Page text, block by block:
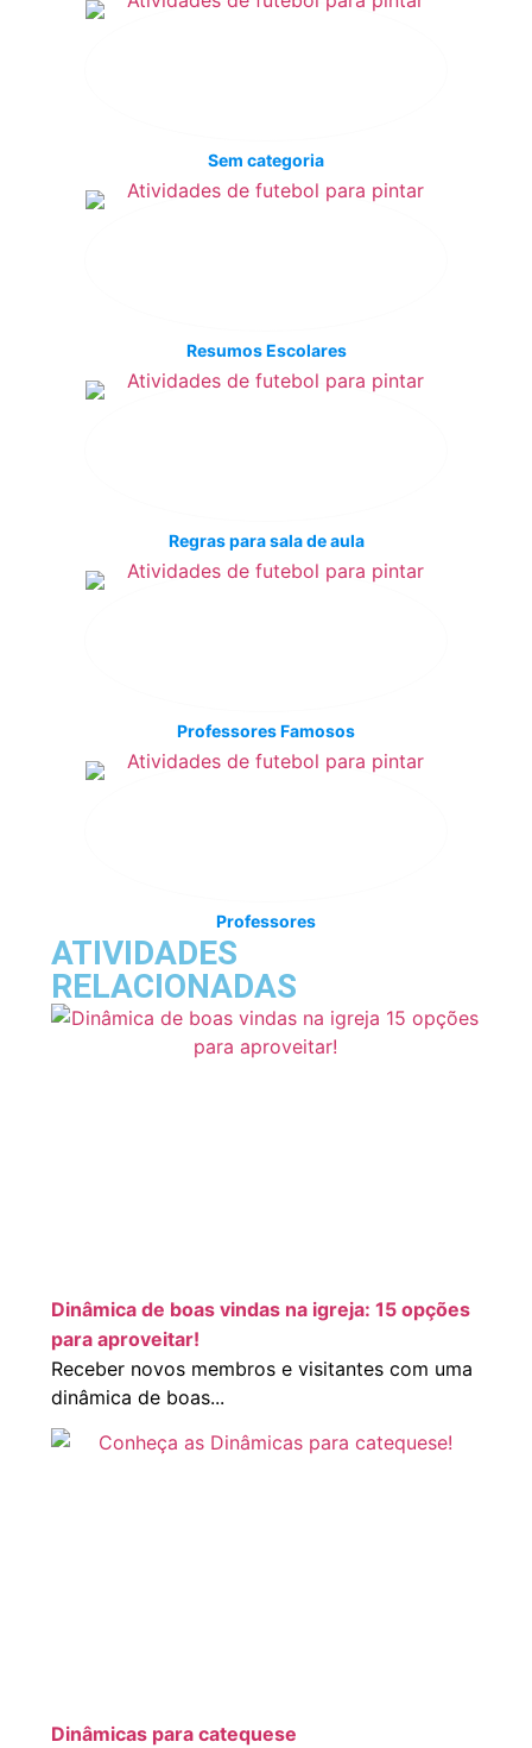
Sem categoria
Resumos Escolares
Regras para sala de aula
Professores Famosos
Professores
ATIVIDADES
RELACIONADAS
Dinâmica de boas vindas na igreja: 15 opções
para aproveitar!
Receber novos membros e visitantes com uma
dinâmica de boas...
Dinâmicas para catequese